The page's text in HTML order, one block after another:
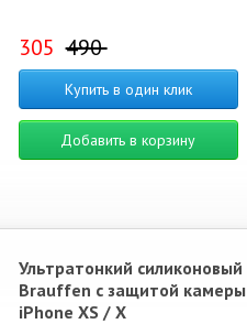
305 490
Купить в один клик
Добавить в корзину
Ультратонкий силиконовый
Brauffen с защитой
iPhone XS / X